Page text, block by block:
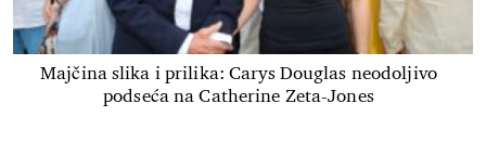
Majčina slika i prilika: Carys Douglas neodoljivo
podseća na Catherine Zeta-Jones